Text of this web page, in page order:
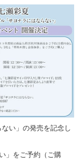
い」の発売を記念し
」をご予約（ご購